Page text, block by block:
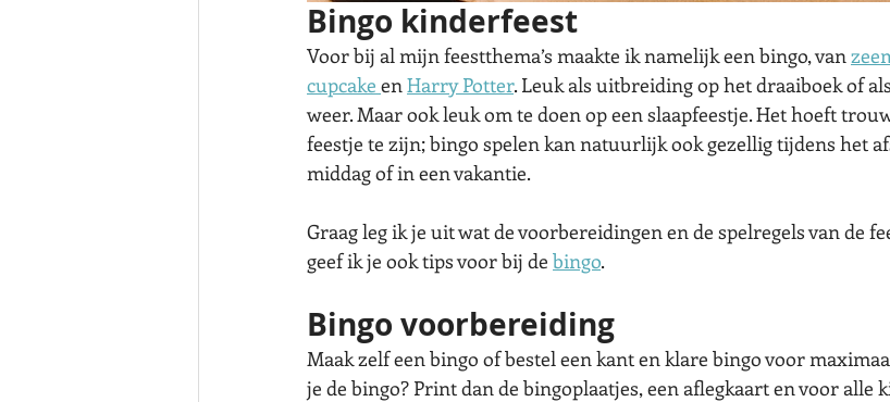
Bingo kinderfeest
Voor bij al mijn feestthema’s maakte ik namelijk een bingo, van
cupcake en Harry Potter. Leuk als uitbreiding op het draaiboek of
weer. Maar ook leuk om te doen op een slaapfeestje. Het hoeft
feestje te zijn; bingo spelen kan natuurlijk ook gezellig tijdens het
middag of in een vakantie.
Graag leg ik je uit wat de voorbereidingen en de spelregels van de
geef ik je ook tips voor bij de bingo.
Bingo voorbereiding
Maak zelf een bingo of bestel een kant en klare bingo voor
je de bingo? Print dan de bingoplaatjes, een aflegkaart en voor alle